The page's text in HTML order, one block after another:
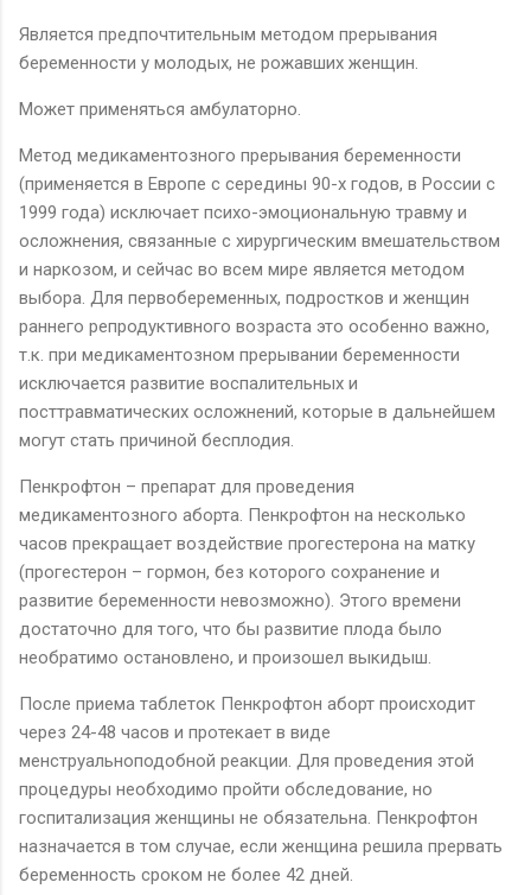
Является предпочтительным методом прерывания
беременности у молодых, не рожавших женщин.
Может применяться амбулаторно.
Метод медикаментозного прерывания беременности
(применяется в Европе с середины 90-х годов, в России с
1999 года) исключает психо-эмоциональную травму и
осложнения, связанные с хирургическим вмешательством
и наркозом, и сейчас во всем мире является методом
выбора. Для первобеременных, подростков и женщин
раннего репродуктивного возраста это особенно важно,
т.к. при медикаментозном прерывании беременности
исключается развитие воспалительных и
посттравматических осложнений, которые в дальнейшем
могут стать причиной бесплодия.
Пенкрофтон – препарат для проведения
медикаментозного аборта. Пенкрофтон на несколько
часов прекращает воздействие прогестерона на матку
(прогестерон – гормон, без которого сохранение и
развитие беременности невозможно). Этого времени
достаточно для того, что бы развитие плода было
необратимо остановлено, и произошел выкидыш.
После приема таблеток Пенкрофтон аборт происходит
через 24-48 часов и протекает в виде
менструальноподобной реакции. Для проведения этой
процедуры необходимо пройти обследование, но
госпитализация женщины не обязательна. Пенкрофтон
назначается в том случае, если женщина решила прервать
беременность сроком не более 42 дней.